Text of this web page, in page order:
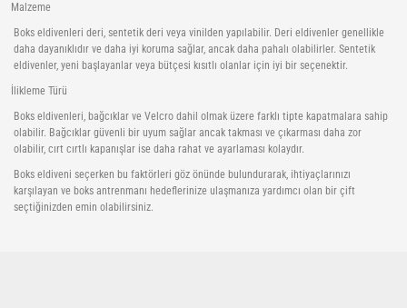
Malzeme
Boks eldivenleri deri, sentetik deri veya vinilden yapılabilir. Deri eldivenler genellikle
daha dayanıklıdır ve daha iyi koruma sağlar, ancak daha pahalı olabilirler. Sentetik
eldivenler, yeni başlayanlar veya bütçesi kısıtlı olanlar için iyi bir seçenektir.
İlikleme Türü
Boks eldivenleri, bağcıklar ve Velcro dahil olmak üzere farklı tipte kapatmalara sahip
olabilir. Bağcıklar güvenli bir uyum sağlar ancak takması ve çıkarması daha zor
olabilir, cırt cırtlı kapanışlar ise daha rahat ve ayarlaması kolaydır.
Boks eldiveni seçerken bu faktörleri göz önünde bulundurarak, ihtiyaçlarınızı
karşılayan ve boks antrenmanı hedeflerinize ulaşmanıza yardımcı olan bir çift
seçtiğinizden emin olabilirsiniz.